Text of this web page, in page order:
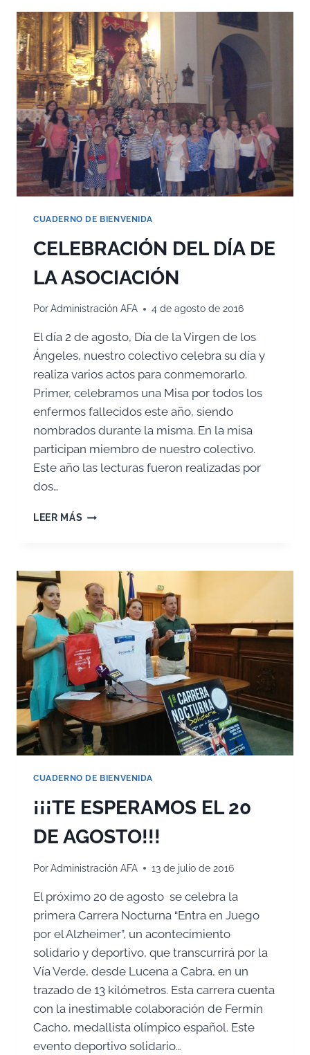
CUADERNO DE BIENVENIDA
CELEBRACIÓN DEL DÍA DE
LA ASOCIACIÓN
PorAdministración AFA 4 de agosto de 2016
El día 2 de agosto, Día de la Virgen de los
Ángeles, nuestro colectivo celebra su día y
realiza varios actos para conmemorarlo.
Primer, celebramos una Misa por todos los
enfermos fallecidos este año, siendo
nombrados durante la misma. En la misa
participan miembro de nuestro colectivo.
Este año las lecturas fueron realizadas por
dos…
LEER MÁS CELEBRACIÓN
LA
ASOCIACIÓN
CUADERNO DE BIENVENIDA
¡¡¡TE ESPERAMOS EL 20
DE AGOSTO!!!
PorAdministración AFA 13 de julio de 2016
El próximo 20 de agosto se celebra la
primera Carrera Nocturna “Entra en Juego
por el Alzheimer”, un acontecimiento
solidario y deportivo, que transcurrirá por la
Vía Verde, desde Lucena a Cabra, en un
trazado de 13 kilómetros. Esta carrera cuenta
con la inestimable colaboración de Fermín
Cacho, medallista olímpico español. Este
evento deportivo solidario…